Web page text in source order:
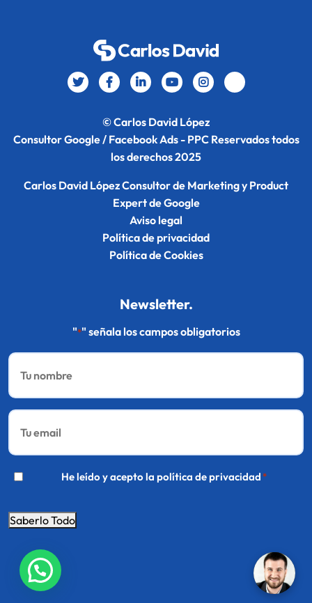
© Carlos David López
Consultor Google / Facebook Ads - PPC Reservados todos
los derechos 2025
Carlos David López Consultor de Marketing y Product
Expert de Google
Aviso legal
Política de privacidad
Política de Cookies
Newsletter.
"*" señala los campos obligatorios
*
He leído y acepto lapolítica de privacidad*
Saberlo Todo